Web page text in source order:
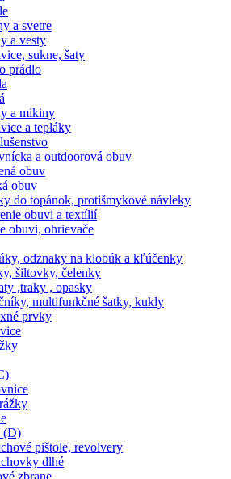
a svetre
a vesty
sukne, šaty
prádlo
a mikiny
a tepláky
a outdoorová obuv
obuv
obuv
do topánok, protišmykové návleky
obuvi a textílií
obuvi, ohrievače
odznaky na klobúk a kľúčenky
šiltovky, čelenky
,traky , opasky
multifunkčné šatky, kukly
prvky
(D)
pištole, revolvery
dlhé
zbrane